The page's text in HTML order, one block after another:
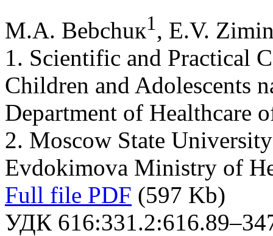
М.А. Bebchuк1, E.V.
1. Scientific and Practical
Children and Adolescents
Department of Healthcare
2. Moscow State
Evdokimova Ministry of
Full file PDF (597 Kb)
УДК